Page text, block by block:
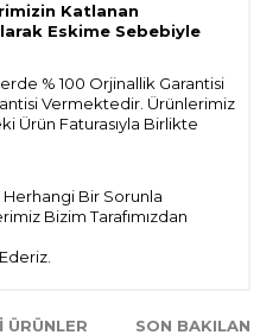
Katlanan
Eskime Sebebiyle
% 100 Orjinallik Garantisi
Vermektedir. Ürünlerimiz
Ürün Faturasıyla Birlikte
Herhangi Bir Sorunla
Bizim Tarafımızdan
ÜRÜNLER SON